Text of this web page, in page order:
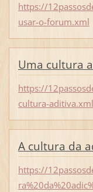
https://
usar-o-forum.xml
Uma cultura
https://
cultura-aditiva.xml
A cultura da
https://